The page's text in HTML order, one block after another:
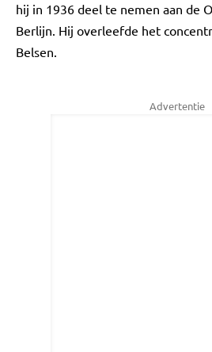
hij in 1936 deel te nemen aan de
Berlijn. Hij overleefde het
Belsen.
Advertentie